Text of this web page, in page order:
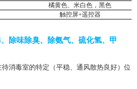
橘黄色、米白色，黑色
触控屏+遥控器
除味除臭、除氨气、硫化氢、甲
待消毒室的特定（平稳、通风散热良好）位